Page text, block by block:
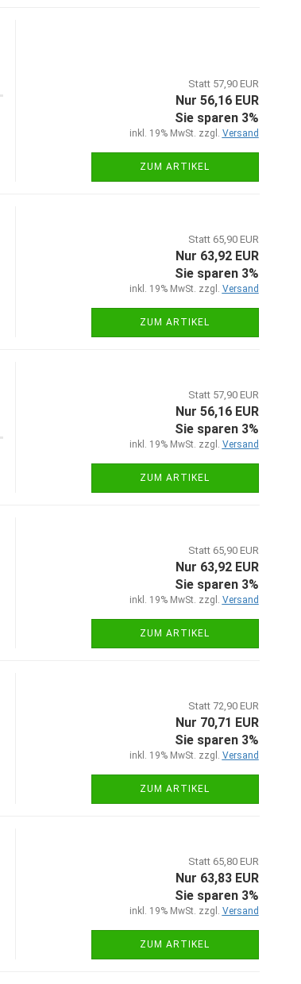
Statt 57,90 EUR
Nur 56,16 EUR
Sie sparen 3%
inkl. 19% MwSt. zzgl. Versand
ZUM ARTIKEL
Statt 65,90 EUR
Nur 63,92 EUR
Sie sparen 3%
inkl. 19% MwSt. zzgl. Versand
ZUM ARTIKEL
Statt 57,90 EUR
Nur 56,16 EUR
Sie sparen 3%
inkl. 19% MwSt. zzgl. Versand
ZUM ARTIKEL
Statt 65,90 EUR
Nur 63,92 EUR
Sie sparen 3%
inkl. 19% MwSt. zzgl. Versand
ZUM ARTIKEL
Statt 72,90 EUR
Nur 70,71 EUR
Sie sparen 3%
inkl. 19% MwSt. zzgl. Versand
ZUM ARTIKEL
Statt 65,80 EUR
Nur 63,83 EUR
Sie sparen 3%
inkl. 19% MwSt. zzgl. Versand
ZUM ARTIKEL